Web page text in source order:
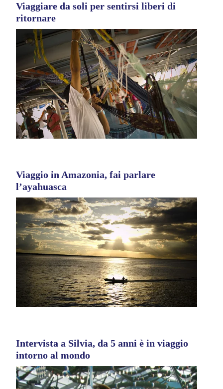
Viaggiare da soli per sentirsi liberi di
ritornare
Viaggio in Amazonia, fai parlare
l’ayahuasca
Intervista a Silvia, da 5 anni è in viaggio
intorno al mondo